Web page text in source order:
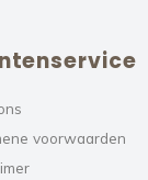
voorwaarden